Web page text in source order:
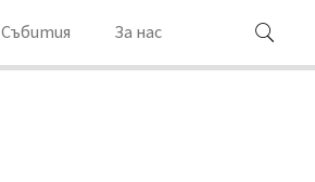
Събития За нас